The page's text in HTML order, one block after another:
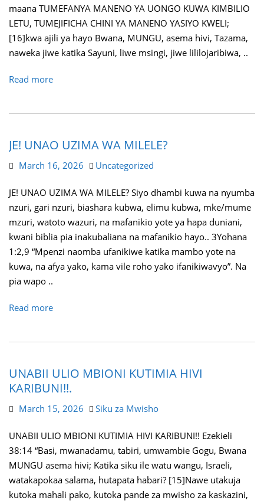
maana TUMEFANYA MANENO YA UONGO KUWA KIMBILIO
LETU, TUMEJIFICHA CHINI YA MANENO YASIYO KWELI;
[16]kwa ajili ya hayo Bwana, MUNGU, asema hivi, Tazama,
naweka jiwe katika Sayuni, liwe msingi, jiwe lililojaribiwa, ..
Read more
JE! UNAO UZIMA WA MILELE?
March 16, 2026 Uncategorized
JE! UNAO UZIMA WA MILELE? Siyo dhambi kuwa na nyumba
nzuri, gari nzuri, biashara kubwa, elimu kubwa, mke/mume
mzuri, watoto wazuri, na mafanikio yote ya hapa duniani,
kwani biblia pia inakubaliana na mafanikio hayo.. 3Yohana
1:2,9 “Mpenzi naomba ufanikiwe katika mambo yote na
kuwa, na afya yako, kama vile roho yako ifanikiwavyo”. Na
pia wapo ..
Read more
UNABII ULIO MBIONI KUTIMIA HIVI
KARIBUNI!!.
March 15, 2026 Siku za Mwisho
UNABII ULIO MBIONI KUTIMIA HIVI KARIBUNI!! Ezekieli
38:14 “Basi, mwanadamu, tabiri, umwambie Gogu, Bwana
MUNGU asema hivi; Katika siku ile watu wangu, Israeli,
watakapokaa salama, hutapata habari? [15]Nawe utakuja
kutoka mahali pako, kutoka pande za mwisho za kaskazini,